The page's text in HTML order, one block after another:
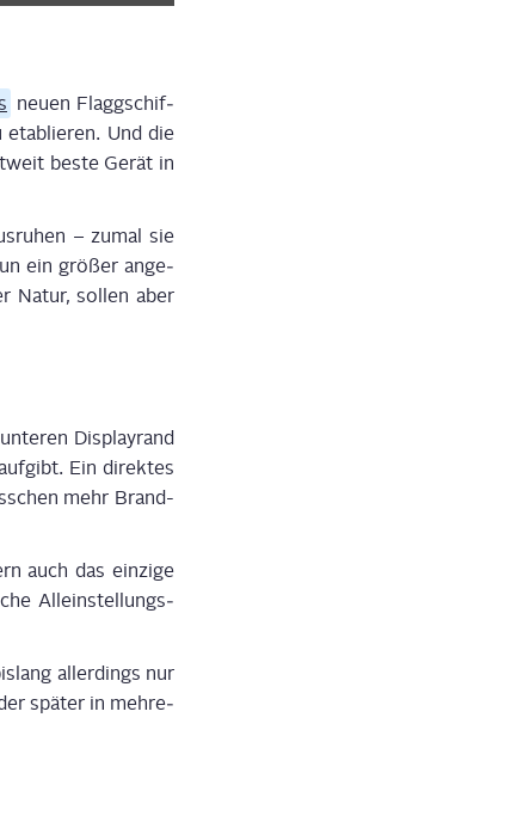
neu­en Flagg­schif­
eta­blie­ren. Und die
bes­te Gerät in
– zumal sie
ein grö­ßer ange­
Natur, sol­len aber
Dis­play­rand
Ein direk­tes
mehr Brand-
auch das ein­zi­ge
Allein­stel­lungs­
aller­dings nur
spä­ter in meh­re­